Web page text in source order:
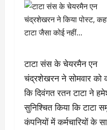
टाटा संस के चेयरमैन एन
चंद्रशेखरन ने सोमवार को
कि दिवंगत रतन टाटा ने
सुनिश्चित किया कि टाटा
कंपनियों में कर्मचारियों के